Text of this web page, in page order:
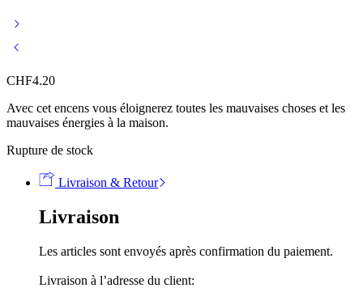
CHF4.20
Avec cet encens vous éloignerez toutes les mauvaises choses et les
mauvaises énergies à la maison.
Rupture de stock
Livraison & Retour
Livraison
Les articles sont envoyés après confirmation du paiement.
Livraison à l’adresse du client: